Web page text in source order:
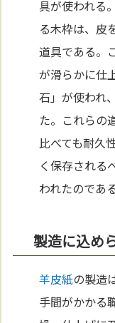
具が使われる
る木枠は、皮
道具である。
が滑らかに仕
石」が使われ
た。これらの
比べても耐久
く保存される
われたのである
製造に込め
羊皮紙の製造
手間がかかる